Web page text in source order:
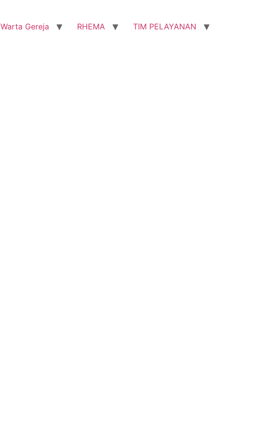
Warta Gereja RHEMA TIM PELAYANAN